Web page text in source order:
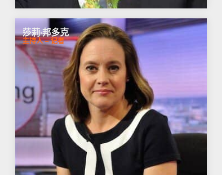
莎莉·邦多克
主持人 – 记者